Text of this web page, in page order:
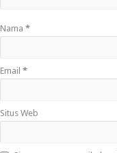
Nama *
Email *
Situs Web